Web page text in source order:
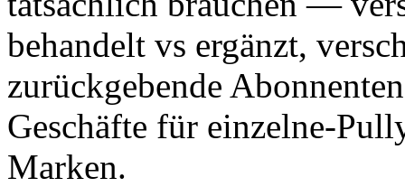
behandelt vs ergänzt,
zurückgebende
Geschäfte für einzelne-
Marken.